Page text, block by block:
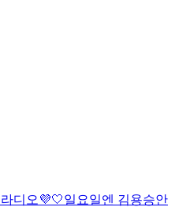
디오💜🤍일요일엔 김용승안